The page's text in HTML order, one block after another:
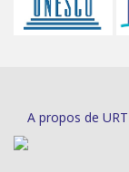
A propos de